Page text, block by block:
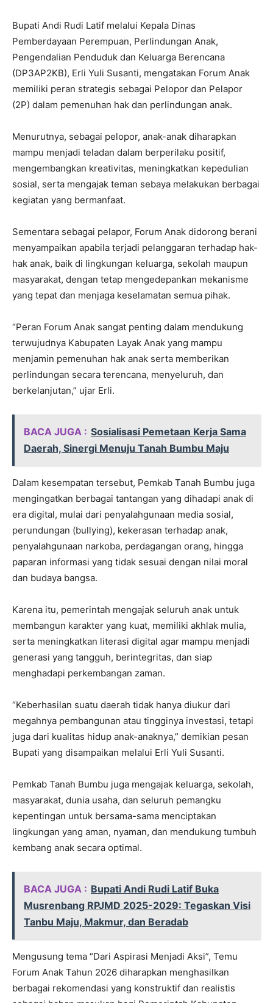
Bupati Andi Rudi Latif melalui Kepala Dinas
Pemberdayaan Perempuan, Perlindungan Anak,
Pengendalian Penduduk dan Keluarga Berencana
(DP3AP2KB), Erli Yuli Susanti, mengatakan Forum Anak
memiliki peran strategis sebagai Pelopor dan Pelapor
(2P) dalam pemenuhan hak dan perlindungan anak.
Menurutnya, sebagai pelopor, anak-anak diharapkan
mampu menjadi teladan dalam berperilaku positif,
mengembangkan kreativitas, meningkatkan kepedulian
sosial, serta mengajak teman sebaya melakukan berbagai
kegiatan yang bermanfaat.
Sementara sebagai pelapor, Forum Anak didorong berani
menyampaikan apabila terjadi pelanggaran terhadap hak-
hak anak, baik di lingkungan keluarga, sekolah maupun
masyarakat, dengan tetap mengedepankan mekanisme
yang tepat dan menjaga keselamatan semua pihak.
“Peran Forum Anak sangat penting dalam mendukung
terwujudnya Kabupaten Layak Anak yang mampu
menjamin pemenuhan hak anak serta memberikan
perlindungan secara terencana, menyeluruh, dan
berkelanjutan,” ujar Erli.
BACA JUGA : Sosialisasi Pemetaan Kerja Sama
Daerah, Sinergi Menuju Tanah Bumbu Maju
Dalam kesempatan tersebut, Pemkab Tanah Bumbu juga
mengingatkan berbagai tantangan yang dihadapi anak di
era digital, mulai dari penyalahgunaan media sosial,
perundungan (bullying), kekerasan terhadap anak,
penyalahgunaan narkoba, perdagangan orang, hingga
paparan informasi yang tidak sesuai dengan nilai moral
dan budaya bangsa.
Karena itu, pemerintah mengajak seluruh anak untuk
membangun karakter yang kuat, memiliki akhlak mulia,
serta meningkatkan literasi digital agar mampu menjadi
generasi yang tangguh, berintegritas, dan siap
menghadapi perkembangan zaman.
“Keberhasilan suatu daerah tidak hanya diukur dari
megahnya pembangunan atau tingginya investasi, tetapi
juga dari kualitas hidup anak-anaknya,” demikian pesan
Bupati yang disampaikan melalui Erli Yuli Susanti.
Pemkab Tanah Bumbu juga mengajak keluarga, sekolah,
masyarakat, dunia usaha, dan seluruh pemangku
kepentingan untuk bersama-sama menciptakan
lingkungan yang aman, nyaman, dan mendukung tumbuh
kembang anak secara optimal.
BACA JUGA : Bupati Andi Rudi Latif Buka
Musrenbang RPJMD 2025-2029: Tegaskan Visi
Tanbu Maju, Makmur, dan Beradab
Mengusung tema “Dari Aspirasi Menjadi Aksi”, Temu
Forum Anak Tahun 2026 diharapkan menghasilkan
berbagai rekomendasi yang konstruktif dan realistis